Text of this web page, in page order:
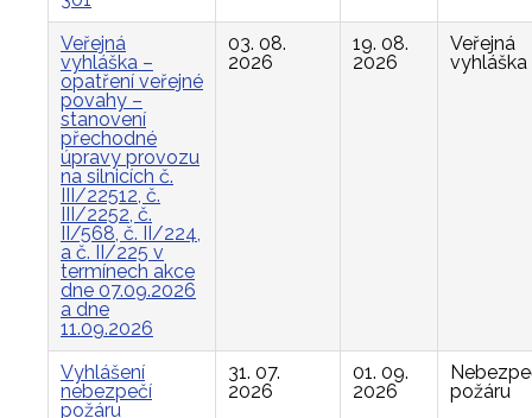
Veřejná
vyhláška –
opatření veřejné
povahy –
stanovení
přechodné
úpravy provozu
na silnicích č.
III/22512, č.
III/2252, č.
II/568, č. II/224,
a č. II/225 v
termínech akce
dne 07.09.2026
a dne
11.09.2026
03. 08.
2026
19. 08.
2026
Veřejná
vyhláška
Vyhlášení
nebezpečí
požáru
31. 07.
2026
01. 09.
2026
požáru